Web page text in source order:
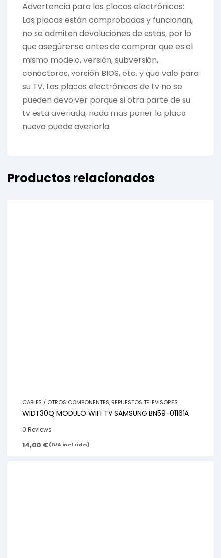
Advertencia para las placas electrónicas:
Las placas están comprobadas y funcionan,
no se admiten devoluciones de estas, por lo
que asegúrense antes de comprar que es el
mismo modelo, versión, subversión,
conectores, versión BIOS, etc. y que vale para
su TV. Las placas electrónicas de tv no se
pueden devolver porque si otra parte de su
tv esta averiada, nada mas poner la placa
nueva puede averiarla.
Productos relacionados
CABLES / OTROS COMPONENTES, REPUESTOS TELEVISORES
WIDT30Q MODULO WIFI TV SAMSUNG BN59-01161A
0 Reviews
14,00 €(IVA incluido)